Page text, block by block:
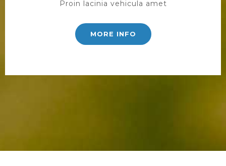
Proin lacinia vehicula amet
MORE INFO